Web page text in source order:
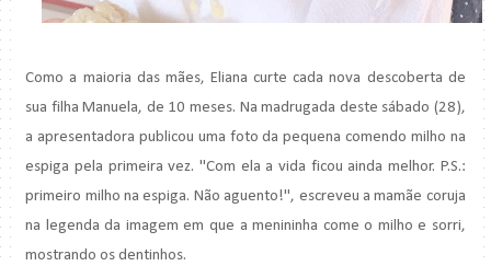
Como a maioria das mães, Eliana curte cada nova descoberta de
sua filha Manuela, de 10 meses. Na madrugada deste sábado (28),
a apresentadora publicou uma foto da pequena comendo milho na
espiga pela primeira vez. "Com ela a vida ficou ainda melhor. P.S.:
primeiro milho na espiga. Não aguento!", escreveu a mamãe coruja
na legenda da imagem em que a menininha come o milho e sorri,
mostrando os dentinhos.